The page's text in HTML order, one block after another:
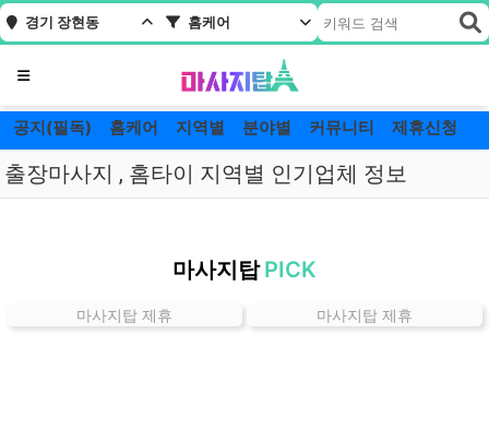
경기 장현동 홈케어
메뉴
공지(필독) 홈케어 지역별 분야별 커뮤니티 제휴신청
출장마사지 , 홈타이 지역별 인기업체 정보
동
마사지탑 PICK
마사지탑 제휴 마사지탑 제휴